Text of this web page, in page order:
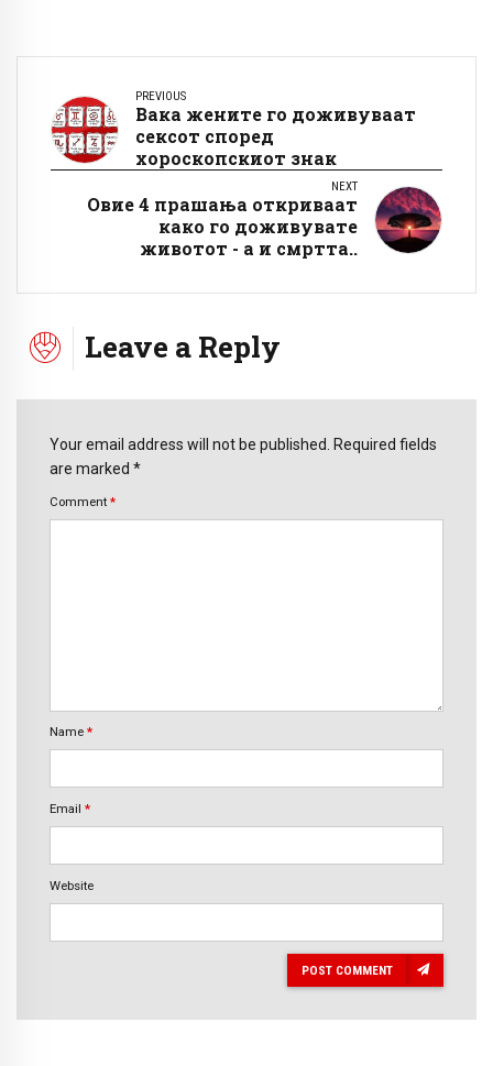
PREVIOUS
Вака жените го доживуваат
сексот според
хороскопскиот знак
NEXT
Овие 4 прашања откриваат
како го доживувате
животот - а и смртта..
Leave a Reply
Your email address will not be published. Required fields
are marked *
Comment *
Name *
Email *
Website
POST COMMENT